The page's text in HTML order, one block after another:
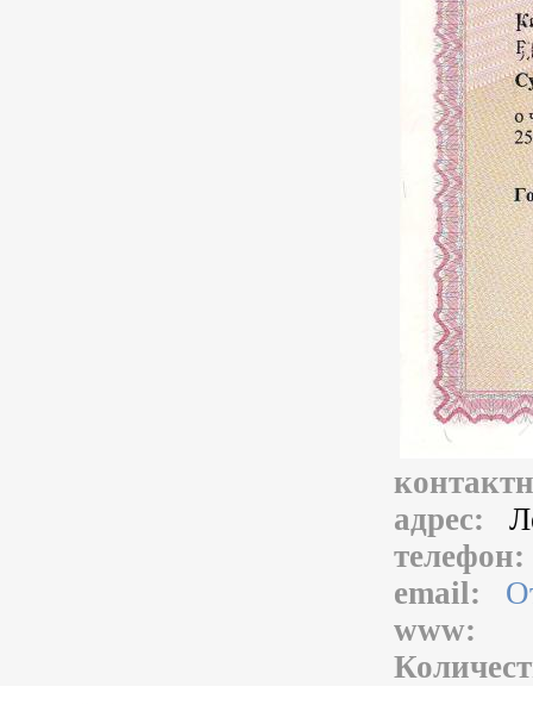
адрес:
email:
www: